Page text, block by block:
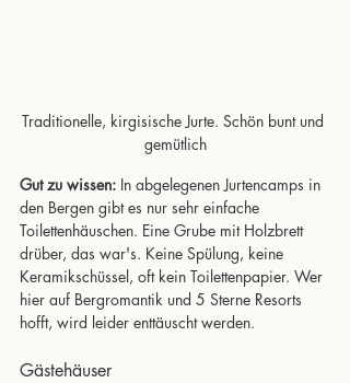
Traditionelle, kirgisische Jurte. Schön bunt und
gemütlich
Gut zu wissen: In abgelegenen Jurtencamps in
den Bergen gibt es nur sehr einfache
Toilettenhäuschen. Eine Grube mit Holzbrett
drüber, das war's. Keine Spülung, keine
Keramikschüssel, oft kein Toilettenpapier. Wer
hier auf Bergromantik und 5 Sterne Resorts
hofft, wird leider enttäuscht werden.
Gästehäuser